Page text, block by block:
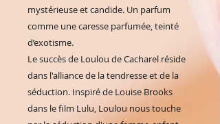
mystérieuse et candide. Un parfum
comme une caresse parfumée, teinté
d’exotisme.
Le succès de Loulou de Cacharel réside
dans l'alliance de la tendresse et de la
séduction. Inspiré de Louise Brooks
dans le film Lulu, Loulou nous touche